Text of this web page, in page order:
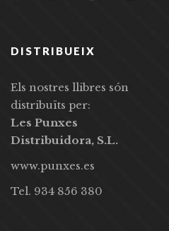
DISTRIBUEIX
Els nostres llibres són
distribuïts per:
Les Punxes
Distribuidora, S.L.
www.punxes.es
Tel. 934 856 380